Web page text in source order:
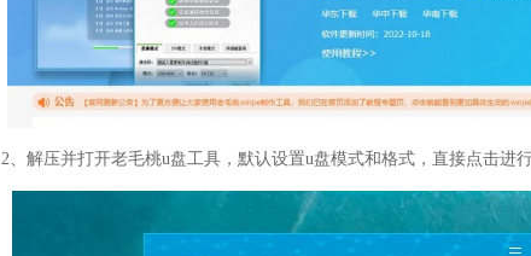
2、解压并打开老毛桃u盘工具，默认设置u盘模式和格式，直接点击进